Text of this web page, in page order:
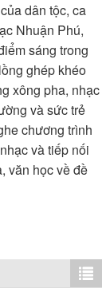
dân tộc, ca
Nhuận Phú,
sáng trong
ghép khéo
xông pha, nhạc
và sức trẻ
chương trình
và tiếp nối
văn học về đề